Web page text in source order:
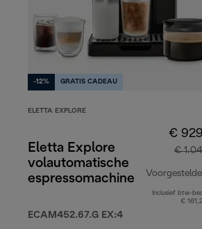
-12% GRATIS CADEAU
ELETTA EXPLORE
Eletta Explore
volautomatische
espressomachine
ECAM452.67.G EX:4
€
€
Inclusief btw-
€